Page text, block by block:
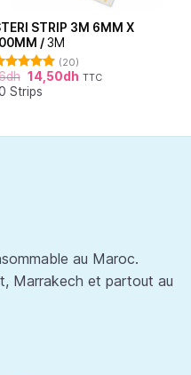
STRIP 3M 6MM X
/3M
4.95
5
(20)
dh 14,50dh TTC
Strips
au Maroc.
Marrakech et partout au